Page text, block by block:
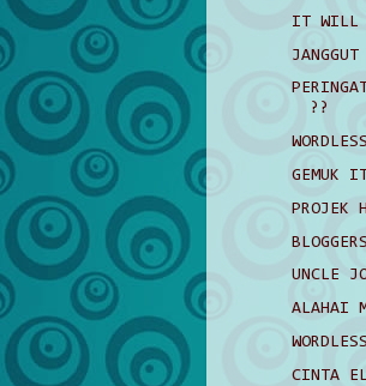
IT WILL
JANGGUT
??
GEMUK
PROJEK
UNCLE
ALAHAI
CINTA